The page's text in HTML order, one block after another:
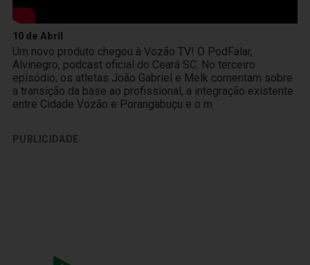
10 de Abril
Um novo produto chegou à Vozão TV! O PodFalar,
Alvinegro, podcast oficial do Ceará SC. No terceiro
episódio, os atletas João Gabriel e Melk comentam sobre
a transição da base ao profissional, a integração existente
entre Cidade Vozão e Porangabuçu e o m
PUBLICIDADE